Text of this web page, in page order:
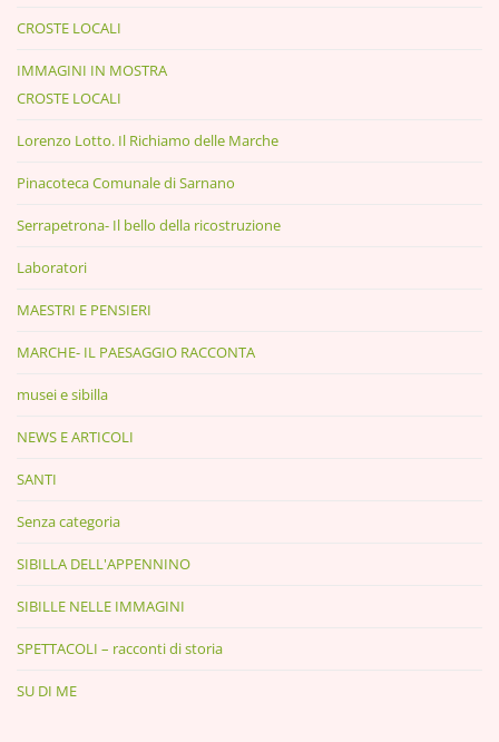
CROSTE LOCALI
IMMAGINI IN MOSTRA
CROSTE LOCALI
Lorenzo Lotto. Il Richiamo delle Marche
Pinacoteca Comunale di Sarnano
Serrapetrona- Il bello della ricostruzione
Laboratori
MAESTRI E PENSIERI
MARCHE- IL PAESAGGIO RACCONTA
musei e sibilla
NEWS E ARTICOLI
SANTI
Senza categoria
SIBILLA DELL'APPENNINO
SIBILLE NELLE IMMAGINI
SPETTACOLI – racconti di storia
SU DI ME